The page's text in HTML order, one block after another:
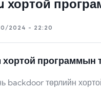
хортой
2024 - 22:20
программын
backdoor төрлийн